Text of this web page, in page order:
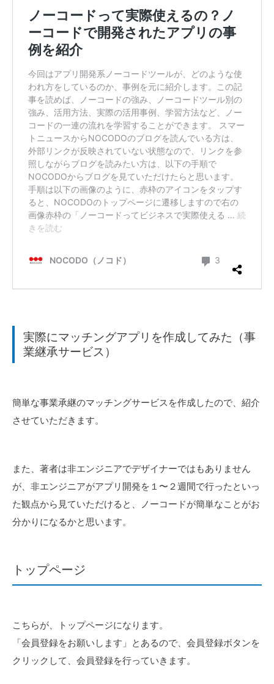
実際にマッチングアプリを作成してみた（事
業継承サービス）
簡単な事業承継のマッチングサービスを作成したので、紹介
させていただきます。
また、著者は非エンジニアでデザイナーではもありません
が、非エンジニアがアプリ開発を１〜２週間で行ったといっ
た観点から見ていただけると、ノーコードが簡単なことがお
分かりになるかと思います。
トップページ
こちらが、トップページになります。
「会員登録をお願いします」とあるので、会員登録ボタンを
クリックして、会員登録を行っていきます。